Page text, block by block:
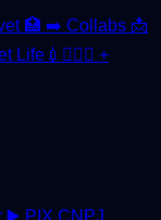
🏥 ➡️ Collabs 📩
Life💉🏋🏻‍♂️ +
▶️ PIX CNPJ